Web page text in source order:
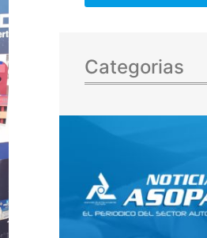
Categorias